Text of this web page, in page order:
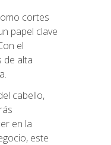
cortes
papel clave
el
de alta
cabello,
en la
este